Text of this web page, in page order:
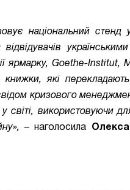
національний
відвідувачів
ярмарку, Goethe-
які
кризового
світі, використовуючи
– наголосила